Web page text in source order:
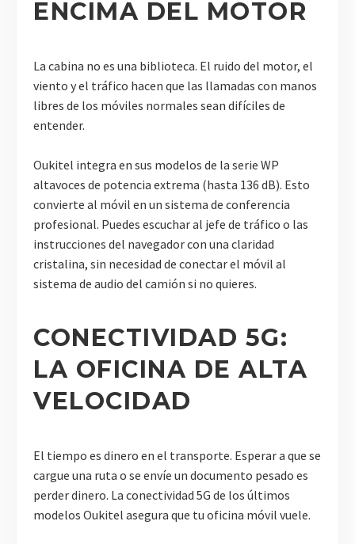
ENCIMA DEL MOTOR
La cabina no es una biblioteca. El ruido del motor, el
viento y el tráfico hacen que las llamadas con manos
libres de los móviles normales sean difíciles de
entender.
Oukitel integra en sus modelos de la serie WP
altavoces de potencia extrema (hasta 136 dB). Esto
convierte al móvil en un sistema de conferencia
profesional. Puedes escuchar al jefe de tráfico o las
instrucciones del navegador con una claridad
cristalina, sin necesidad de conectar el móvil al
sistema de audio del camión si no quieres.
CONECTIVIDAD 5G:
LA OFICINA DE ALTA
VELOCIDAD
El tiempo es dinero en el transporte. Esperar a que se
cargue una ruta o se envíe un documento pesado es
perder dinero. La conectividad 5G de los últimos
modelos Oukitel asegura que tu oficina móvil vuele.